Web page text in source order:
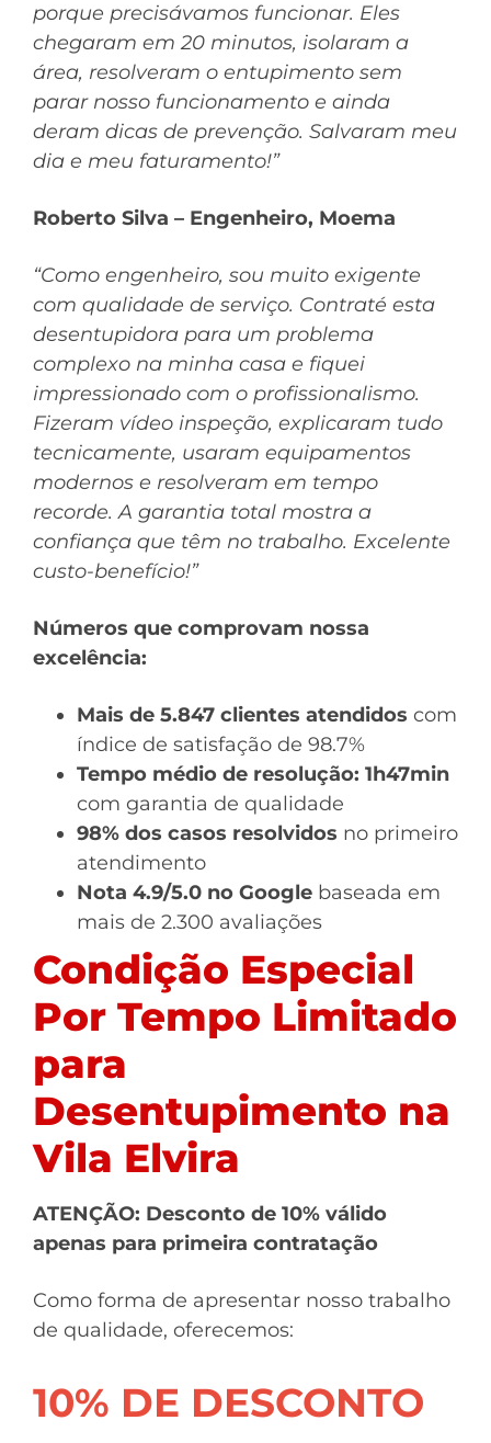
porque precisávamos funcionar. Eles
chegaram em 20 minutos, isolaram a
área, resolveram o entupimento sem
parar nosso funcionamento e ainda
deram dicas de prevenção. Salvaram meu
dia e meu faturamento!”
Roberto Silva – Engenheiro, Moema
“Como engenheiro, sou muito exigente
com qualidade de serviço. Contraté esta
desentupidora para um problema
complexo na minha casa e fiquei
impressionado com o profissionalismo.
Fizeram vídeo inspeção, explicaram tudo
tecnicamente, usaram equipamentos
modernos e resolveram em tempo
recorde. A garantia total mostra a
confiança que têm no trabalho. Excelente
custo-benefício!”
Números que comprovam nossa
excelência:
Mais de 5.847 clientes atendidos com
índice de satisfação de 98.7%
Tempo médio de resolução: 1h47min
com garantia de qualidade
98% dos casos resolvidos no primeiro
atendimento
Nota 4.9/5.0 no Google baseada em
mais de 2.300 avaliações
Condição Especial
Por Tempo Limitado
para
Desentupimento na
Vila Elvira
ATENÇÃO: Desconto de 10% válido
apenas para primeira contratação
Como forma de apresentar nosso trabalho
de qualidade, oferecemos:
10% DE DESCONTO